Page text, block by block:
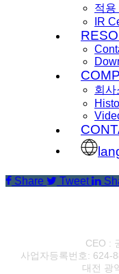
적용
IR
회사
Share Tweet
CEO :
사업자등록번호: 624-
대전 광